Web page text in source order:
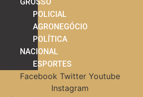
POLICIAL
AGRONEGÓCIO
POLÍTICA
NACIONAL
ESPORTES
Facebook Twitter Youtube
Instagram